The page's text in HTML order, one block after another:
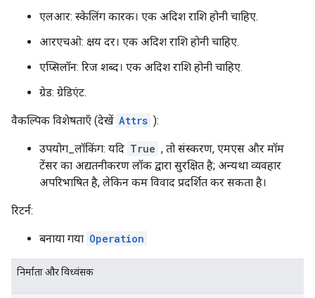
एलआर: स्केलिंग कारक। एक अदिश राशि होनी चाहिए.
आरएचओ: क्षय दर। एक अदिश राशि होनी चाहिए.
एप्सिलॉन: रिज शब्द। एक अदिश राशि होनी चाहिए.
ग्रेड: ग्रेडिएंट.
वैकल्पिक विशेषताएँ (देखें Attrs ):
उपयोग_लॉकिंग: यदि True , तो संस्करण, एमएस और मॉम
टेंसर का अद्यतनीकरण लॉक द्वारा सुरक्षित है; अन्यथा व्यवहार
अपरिभाषित है, लेकिन कम विवाद प्रदर्शित कर सकता है।
रिटर्न:
बनाया गया Operation
निर्माता और विध्वंसक